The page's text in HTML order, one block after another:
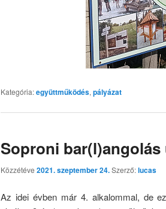
Kategória:együttműködés, pályázat
Soproni
Közzétéve 2021. szeptember 24.Szerző:lucas
Az idei évben már 4. alkalommal, de